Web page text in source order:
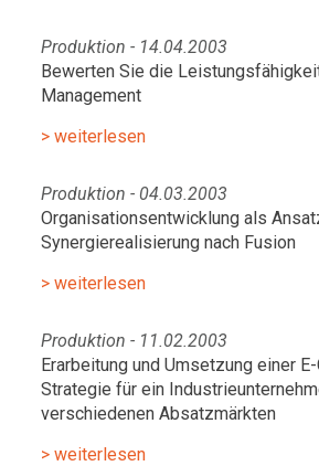
Produktion - 14.04.2003
Bewerten Sie die
Management
> weiterlesen
Produktion - 04.03.2003
Organisationsentwicklung als
Synergierealisierung nach Fusion
> weiterlesen
Produktion - 11.02.2003
Erarbeitung und Umsetzung einer
Strategie für ein
verschiedenen Absatzmärkten
> weiterlesen